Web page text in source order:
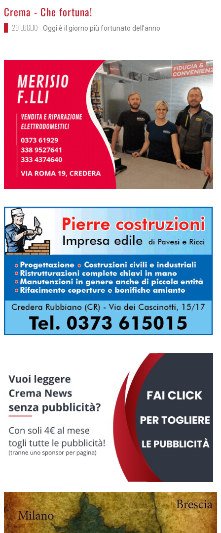
>
Crema - Che fortuna!
29 LUGLIO Oggi è il giorno più fortunato dell’anno